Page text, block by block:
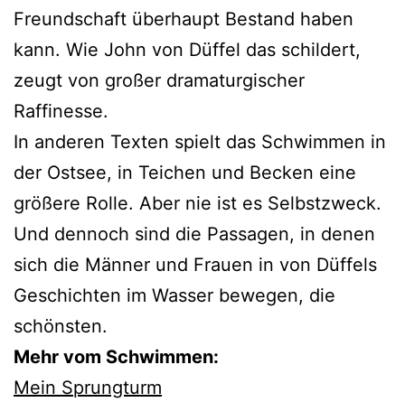
Freundschaft überhaupt Bestand haben
kann. Wie John von Düffel das schildert,
zeugt von großer dramaturgischer
Raffinesse.
In anderen Texten spielt das Schwimmen in
der Ostsee, in Teichen und Becken eine
größere Rolle. Aber nie ist es Selbstzweck.
Und dennoch sind die Passagen, in denen
sich die Männer und Frauen in von Düffels
Geschichten im Wasser bewegen, die
schönsten.
Mehr vom Schwimmen:
Mein Sprungturm